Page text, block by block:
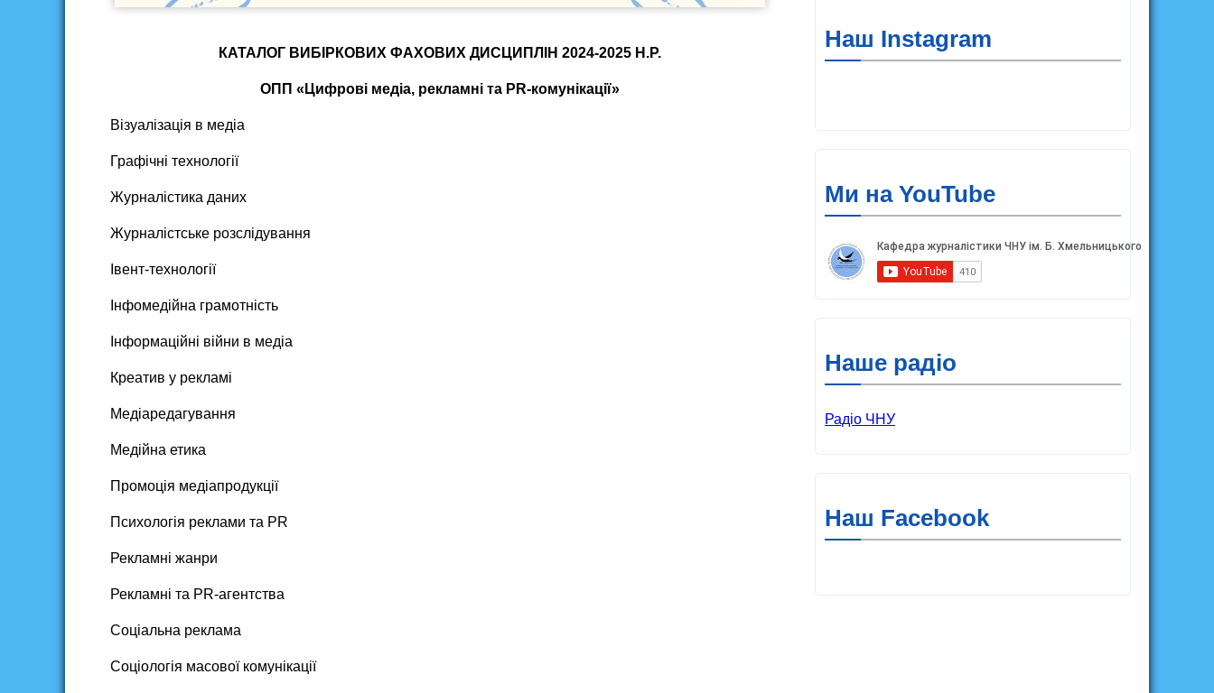
КАТАЛОГ ВИБІРКОВИХ ФАХОВИХ ДИСЦИПЛІН 2024-2025 Н.Р.
ОПП «Цифрові медіа, рекламні та PR-комунікації»
Візуалізація в медіа
Графічні технології
Журналістика даних
Журналістське розслідування
Івент-технології
Інфомедійна грамотність
Інформаційні війни в медіа
Креатив у рекламі
Медіаредагування
Медійна етика
Промоція медіапродукції
Психологія реклами та PR
Рекламні жанри
Рекламні та PR-агентства
Соціальна реклама
Соціологія масової комунікації
Наш Instagram
Ми на YouTube
Наше радіо
Радіо ЧНУ
Наш Facebook